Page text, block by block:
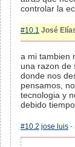
controlar la
#10.1 José
a mi tambien
una razon de
donde nos
pensamos,
tecnologia y
debido tiempo.
#10.2 jose luis -